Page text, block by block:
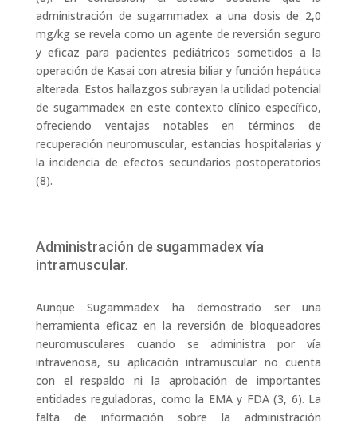
administración de sugammadex a una dosis de 2,0
mg/kg se revela como un agente de reversión seguro
y eficaz para pacientes pediátricos sometidos a la
operación de Kasai con atresia biliar y función hepática
alterada. Estos hallazgos subrayan la utilidad potencial
de sugammadex en este contexto clínico específico,
ofreciendo ventajas notables en términos de
recuperación neuromuscular, estancias hospitalarias y
la incidencia de efectos secundarios postoperatorios
(8).
Administración de sugammadex vía
intramuscular.
Aunque Sugammadex ha demostrado ser una
herramienta eficaz en la reversión de bloqueadores
neuromusculares cuando se administra por vía
intravenosa, su aplicación intramuscular no cuenta
con el respaldo ni la aprobación de importantes
entidades reguladoras, como la EMA y FDA (3, 6). La
falta de información sobre la administración